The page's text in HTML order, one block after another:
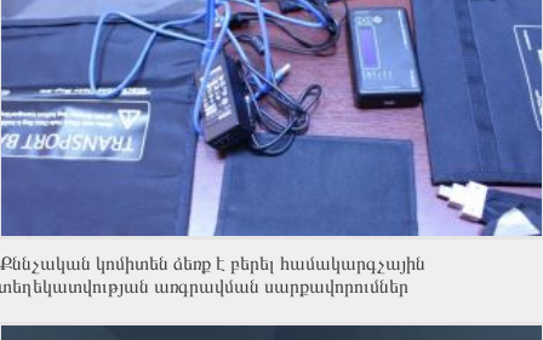
կոմիտեն ձեռք է բերել համակարգչային
առգրավման սարքավորումներ